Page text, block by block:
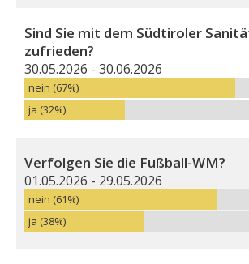
Sind Sie mit dem Südtiroler
zufrieden?
30.05.2026 - 30.06.2026
nein (67%)
ja (32%)
Verfolgen Sie die Fußball-WM?
01.05.2026 - 29.05.2026
nein (61%)
ja (38%)